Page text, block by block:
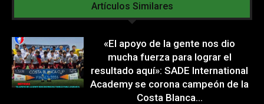
Artículos Similares
«El apoyo de la gente nos dio
mucha fuerza para lograr el
resultado aquí»: SADE International
Academy se corona campeón de la
Costa Blanca...